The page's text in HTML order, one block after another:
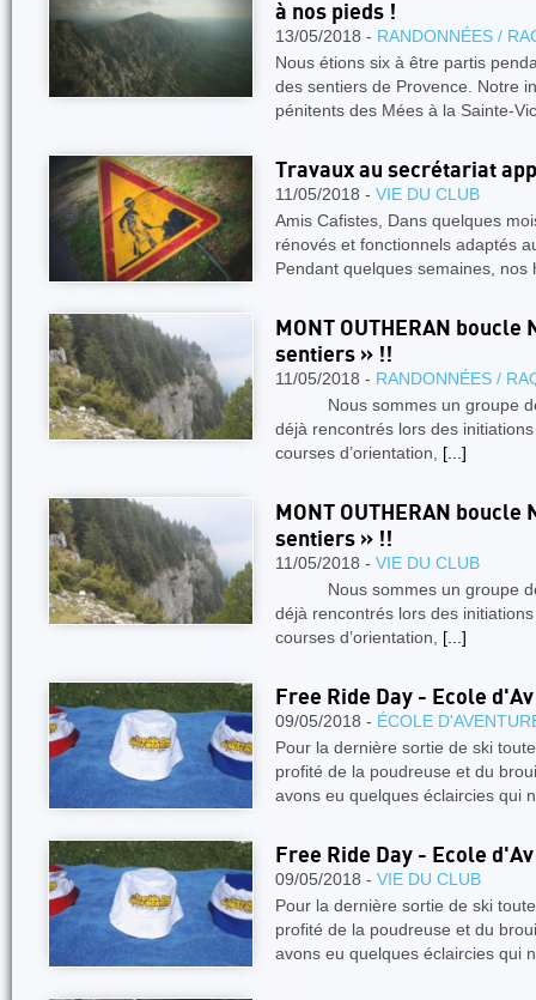
à nos pieds !
13/05/2018 - RANDONNÉES /
Nous étions six à être partis
des sentiers de Provence. Notre
pénitents des Mées à la Sainte-
Travaux au secrétariat
11/05/2018 - VIE DU CLUB
Amis Cafistes, Dans quelques
rénovés et fonctionnels adaptés
Pendant quelques semaines,
MONT OUTHERAN
sentiers » !!
11/05/2018 - RANDONNÉES /
Nous sommes un groupe de
déjà rencontrés lors des
courses d’orientation, [...]
MONT OUTHERAN
sentiers » !!
11/05/2018 - VIE DU CLUB
Nous sommes un groupe de
déjà rencontrés lors des
courses d’orientation, [...]
Free Ride Day - Ecole d'Av
09/05/2018 - ÉCOLE
Pour la dernière sortie de ski
profité de la poudreuse et du
avons eu quelques éclaircies qui
Free Ride Day - Ecole d'Av
09/05/2018 - VIE DU CLUB
Pour la dernière sortie de ski
profité de la poudreuse et du
avons eu quelques éclaircies qui